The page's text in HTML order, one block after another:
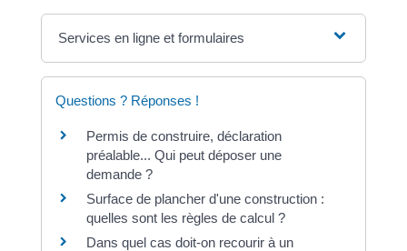
Services en ligne et formulaires
Questions ? Réponses !
Permis de construire, déclaration
préalable... Qui peut déposer une
demande ?
Surface de plancher d'une construction :
quelles sont les règles de calcul ?
Dans quel cas doit-on recourir à un